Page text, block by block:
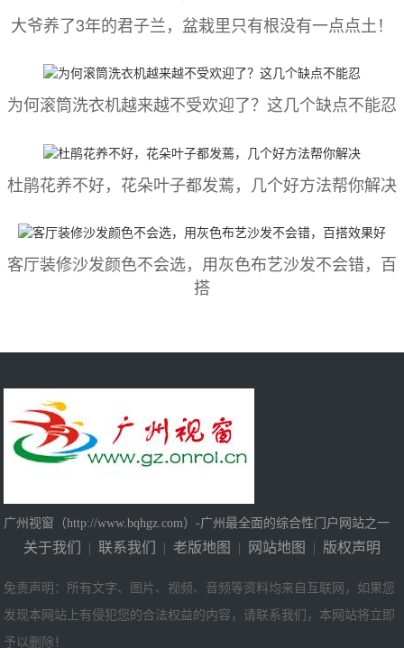
大爷养了3年的君子兰，盆栽里只有根没有一点点土！
为何滚筒洗衣机越来越不受欢迎了？这几个缺点不能忍
杜鹃花养不好，花朵叶子都发蔫，几个好方法帮你解决
客厅装修沙发颜色不会选，用灰色布艺沙发不会错，百
搭
广州视窗（http://www.bqhgz.com）-广州最全面的综合性门户网站之一
关于我们 | 联系我们 | 老版地图 | 网站地图 | 版权声明
免责声明：所有文字、图片、视频、音频等资料均来自互联网，如果您
发现本网站上有侵犯您的合法权益的内容，请联系我们，本网站将立即
予以删除！